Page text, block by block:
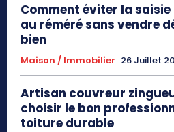
Comment éviter la
au réméré sans vendre
bien
Maison / Immobilier 26 Juillet
Artisan couvreur
choisir le bon
toiture durable